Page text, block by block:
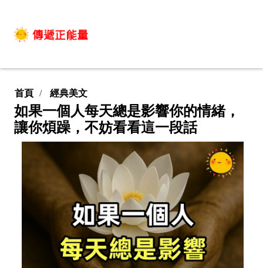
首頁 經典美文
如果一個人每天總是影響你的情緒，
讓你煩躁，不妨看看這一段話